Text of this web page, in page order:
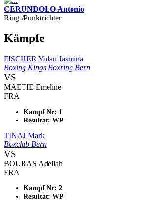
CERUNDOLO Antonio
Ring-/Punktrichter
Kämpfe
FISCHER Yidan Jasmina
Boxing Kings Boxring Bern
VS
MAETIE Emeline
FRA
Kampf Nr: 1
Resultat: WP
TINAJ Mark
Boxclub Bern
VS
BOURAS Adellah
FRA
Kampf Nr: 2
Resultat: WP